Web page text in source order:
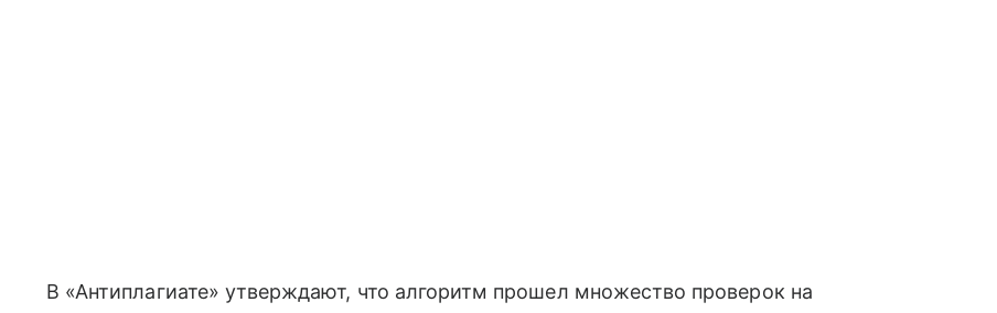
В «Антиплагиате» утверждают, что алгоритм прошел множество проверок на